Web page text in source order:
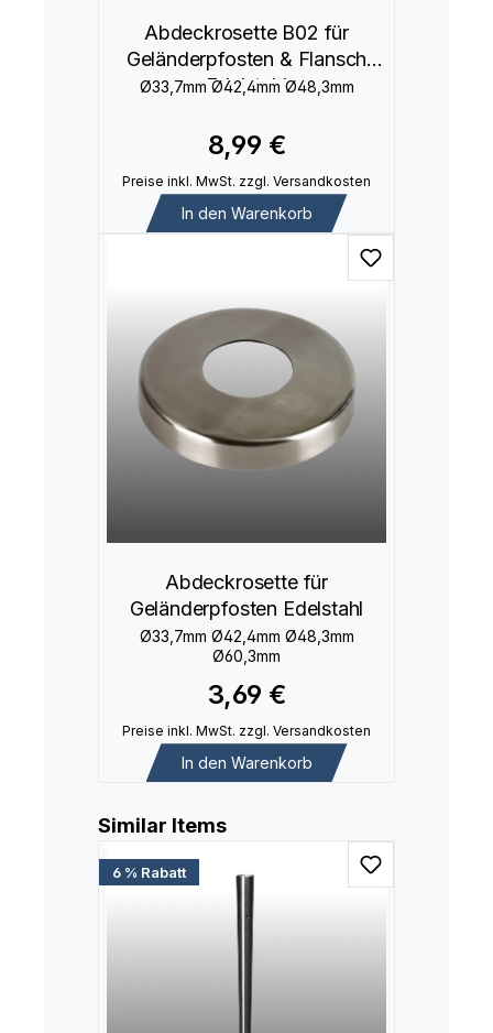
Abdeckrosette B02 für
Geländerpfosten & Flansch
Edelstahl
Ø33,7mm Ø42,4mm Ø48,3mm
8,99 €
Preise inkl. MwSt. zzgl. Versandkosten
In den Warenkorb
Abdeckrosette für
Geländerpfosten Edelstahl
Ø33,7mm Ø42,4mm Ø48,3mm
Ø60,3mm
3,69 €
Preise inkl. MwSt. zzgl. Versandkosten
In den Warenkorb
Produktgalerie überspringen
Similar Items
6 % Rabatt